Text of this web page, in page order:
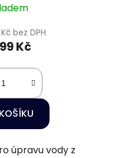
Kč bez DPH
Kč
úpravu vody z